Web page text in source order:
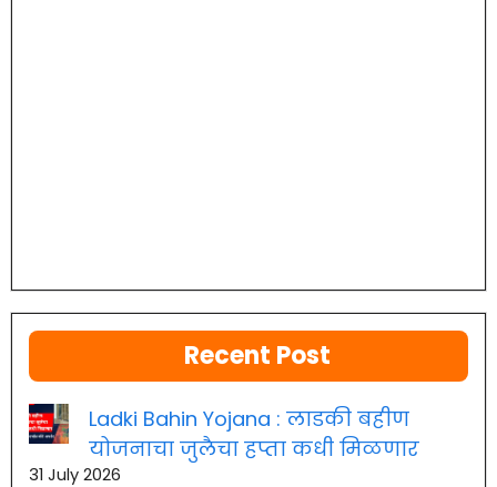
Recent Post
Ladki Bahin Yojana : लाडकी बहीण
योजनाचा जुलैचा हप्ता कधी मिळणार
31 July 2026